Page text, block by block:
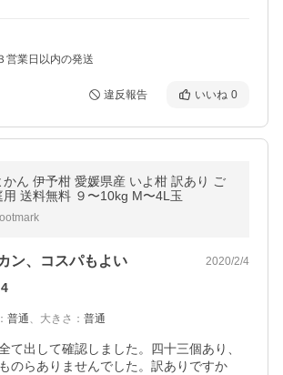
営業日以内の発送
違反報告 いいね 0
予柑 愛媛県産 いよ柑 訳あり ご
用 送料無料 ９〜10kg M〜4L玉
ン、コスパもよい 2020/2/4
4
： 普通、 大きさ ： 普通
て出して確認しました。四十三個あり、
のらありませんでした。訳ありですか